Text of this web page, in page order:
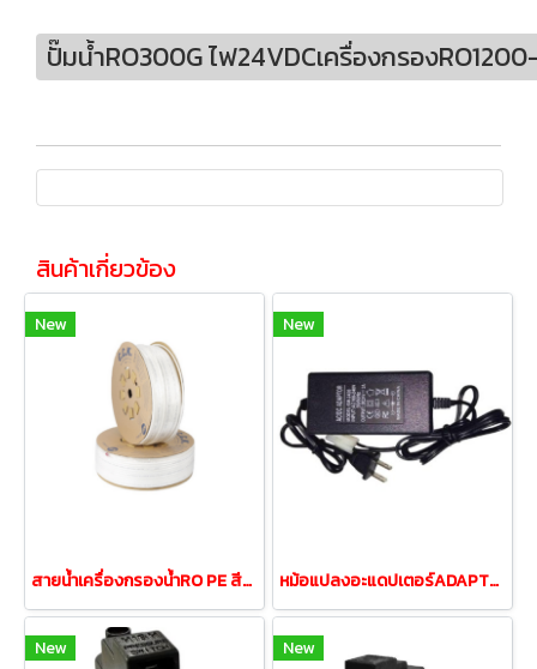
ปั๊มน้ำRO300G ไฟ24VDCเครื่องกรอง
สินค้าเกี่ยวข้อง
New
สายน้ำเครื่องกรองน้ำRO PE สีขาวขนาด 2หุน 1/4"
New
หม้อแปลงอะแดปเตอร์ADAPTOR ADAPTER 24VDC2.0A
New New